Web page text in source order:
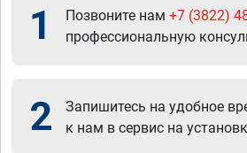
1 Позвоните нам +7 (3822)
профессиональную
2
Запишитесь на удобное
к нам в сервис на